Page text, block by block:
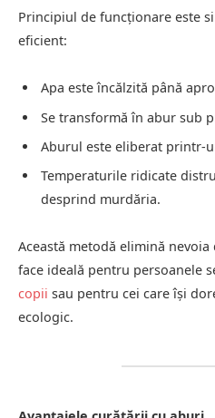
Principiul de funcționare este
eficient:
Apa este încălzită până
Se transformă în abur sub
Aburul este eliberat printr-
Temperaturile ridicate
desprind murdăria.
Această metodă elimină
face ideală pentru persoanele
copii sau pentru cei care își
ecologic.